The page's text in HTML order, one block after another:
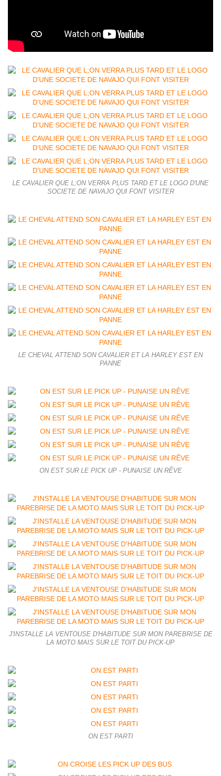
LE CAVALIER QUE L;ON VERRA PLUS TARD ET LE LOGO D'UNE
SOCIETE DE NAVAJO QUI FONT VISITER
LE CHEVAL ATTEND SON CAVALIER ET LA HARLEY EST EN
PANNE
ON EST SUR LE PICK UP - PUNAISE UN RÊVE
J'INSTALLE LA VENTOUSE D'HABITUDE SUR MON PAREBRISE DE
LA MOTO MAIS SUR LE TOIT DU PICK-UP
ON EST PARTI